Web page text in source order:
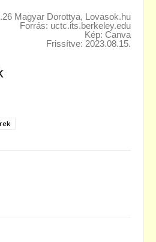
Magyar Dorottya, Lovasok.hu
Forrás: uctc.its.berkeley.edu
Kép: Canva
Frissítve: 2023.08.15.